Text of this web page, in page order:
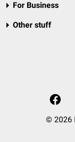
For Business
Other stuff
© 2026